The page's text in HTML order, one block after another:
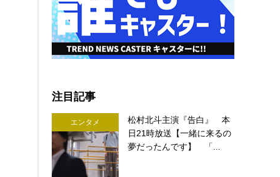
注目記事
エンタメ
松村北斗主演『告白』 本
日21時放送【一緒に来るの
夢だったんです】 「...